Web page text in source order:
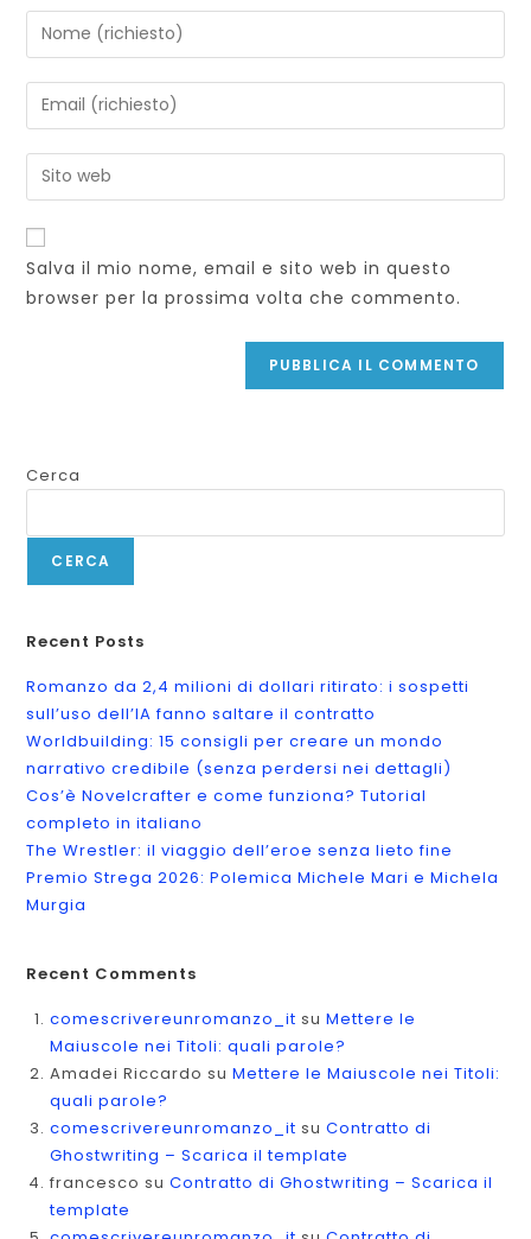
Salva il mio nome, email e sito web in questo
browser per la prossima volta che commento.
Cerca
CERCA
Recent Posts
Romanzo da 2,4 milioni di dollari ritirato: i sospetti
sull’uso dell’IA fanno saltare il contratto
Worldbuilding: 15 consigli per creare un mondo
narrativo credibile (senza perdersi nei dettagli)
Cos’è Novelcrafter e come funziona? Tutorial
completo in italiano
The Wrestler: il viaggio dell’eroe senza lieto fine
Premio Strega 2026: Polemica Michele Mari e Michela
Murgia
Recent Comments
comescrivereunromanzo_it suMettere le
Maiuscole nei Titoli: quali parole?
Amadei Riccardo suMettere le Maiuscole nei Titoli:
quali parole?
comescrivereunromanzo_it suContratto di
Ghostwriting – Scarica il template
francesco suContratto di Ghostwriting – Scarica il
template